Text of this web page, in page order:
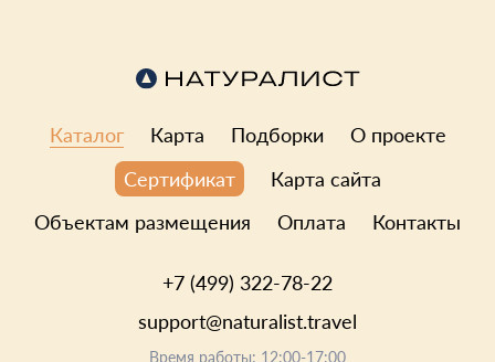
Каталог Карта Подборки
О проекте
Сертификат
Карта сайта
Объектам размещения
Оплата Контакты
+7 (499) 322-78-22
support@naturalist.travel
Время работы: 12:00-17:00